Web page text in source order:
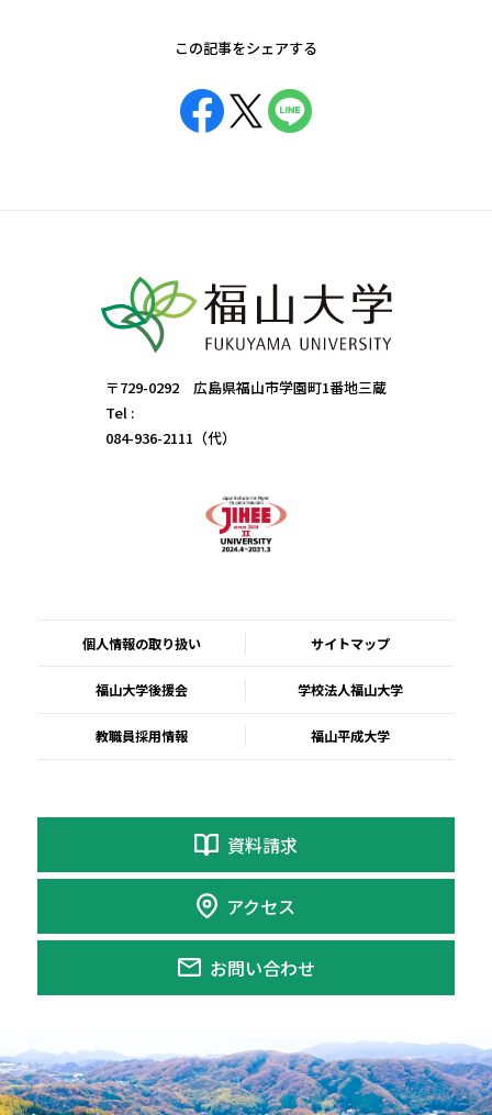
この記事をシェアする
〒729-0292 広島県福山市学園町1番地三蔵
Tel :
084-936-2111（代）
個人情報の取り扱い サイトマップ
福山大学後援会 学校法人福山大学
教職員採用情報 福山平成大学
資料請求
アクセス
お問い合わせ